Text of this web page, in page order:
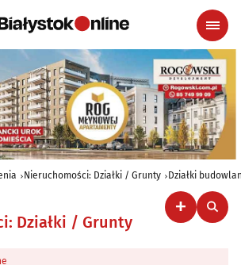
Nieruchomości: Działki / Grunty Działki
Działki / Grunty